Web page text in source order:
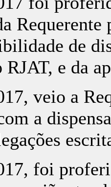
Requerente
de
e da
veio a
a
foi